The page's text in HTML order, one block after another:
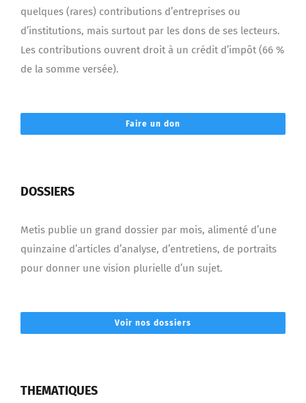
quelques (rares) contributions d’entreprises ou
d’institutions, mais surtout par les dons de ses lecteurs.
Les contributions ouvrent droit à un crédit d’impôt (66 %
de la somme versée).
Faire un don
DOSSIERS
Metis publie un grand dossier par mois, alimenté d’une
quinzaine d’articles d’analyse, d’entretiens, de portraits
pour donner une vision plurielle d’un sujet.
Voir nos dossiers
THEMATIQUES